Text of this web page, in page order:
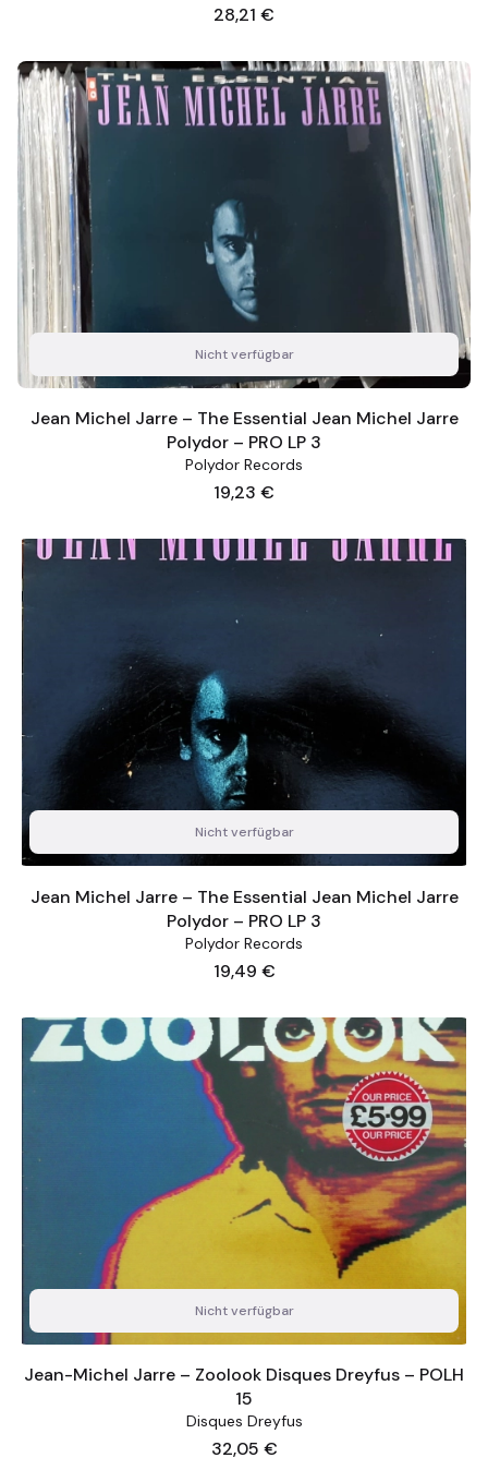
Preis
28,21 €
Nicht verfügbar
Jean Michel Jarre – The Essential Jean Michel Jarre
Polydor – PRO LP 3
Polydor Records
Preis
19,23 €
Nicht verfügbar
Jean Michel Jarre – The Essential Jean Michel Jarre
Polydor – PRO LP 3
Polydor Records
Preis
19,49 €
Nicht verfügbar
Jean-Michel Jarre – Zoolook Disques Dreyfus – POLH
15
Disques Dreyfus
Preis
32,05 €